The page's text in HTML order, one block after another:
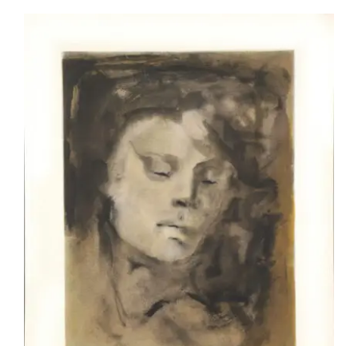
Leonor Fini – VII (La jeune mémoire)